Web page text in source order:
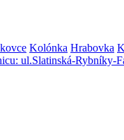
Kolónka Hrabovka
ul.Slatinská-Rybníky-